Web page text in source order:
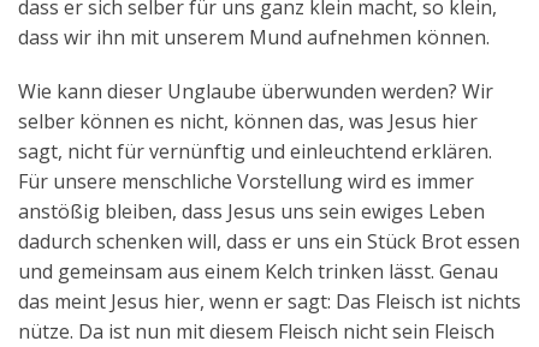
dass er sich selber für uns ganz klein macht, so klein,
dass wir ihn mit unserem Mund aufnehmen können.
Wie kann dieser Unglaube überwunden werden? Wir
selber können es nicht, können das, was Jesus hier
sagt, nicht für vernünftig und einleuchtend erklären.
Für unsere menschliche Vorstellung wird es immer
anstößig bleiben, dass Jesus uns sein ewiges Leben
dadurch schenken will, dass er uns ein Stück Brot essen
und gemeinsam aus einem Kelch trinken lässt. Genau
das meint Jesus hier, wenn er sagt: Das Fleisch ist nichts
nütze. Da ist nun mit diesem Fleisch nicht sein Fleisch